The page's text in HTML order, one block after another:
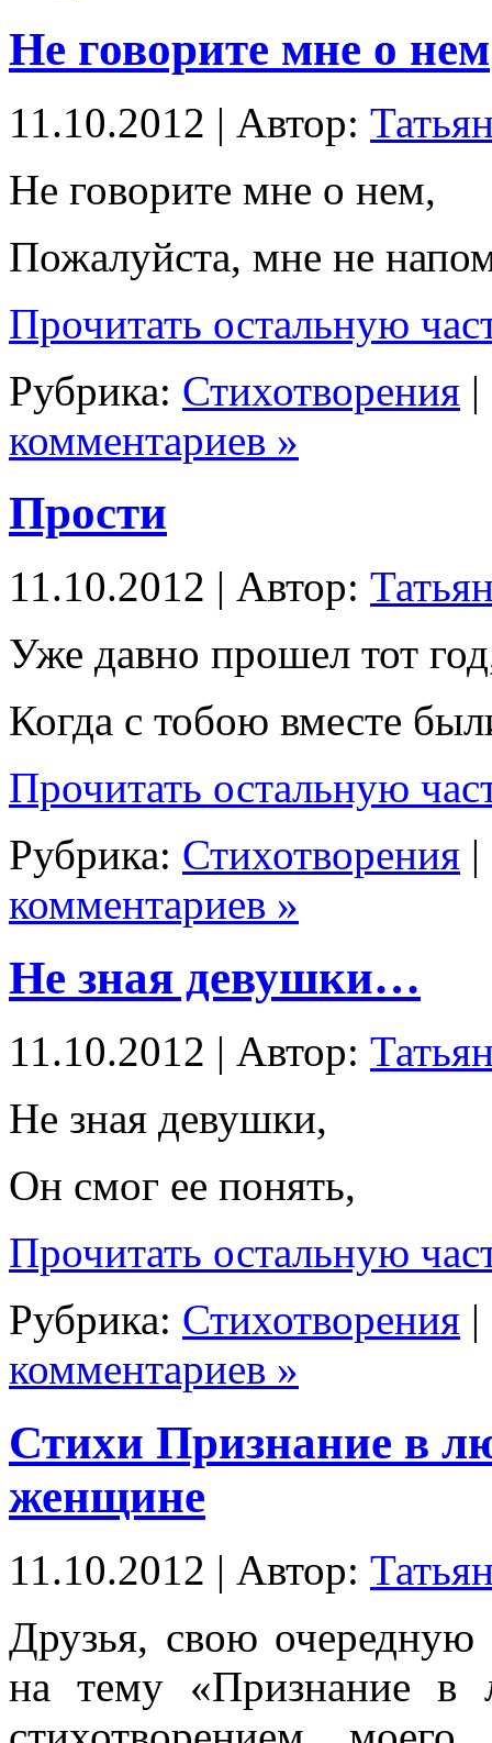
Не говорите мне о нем
11.10.2012 | Автор:
Не говорите мне о нем,
Пожалуйста, мне не
Прочитать остальную
Рубрика: Стихотворения
комментариев »
Прости
11.10.2012 | Автор:
Уже давно прошел тот
Когда с тобою вместе
Прочитать остальную
Рубрика: Стихотворения
комментариев »
Не зная девушки…
11.10.2012 | Автор:
Не зная девушки,
Он смог ее понять,
Прочитать остальную
Рубрика: Стихотворения
комментариев »
Стихи Признание в
женщине
11.10.2012 | Автор:
Друзья, свою очередную
на тему «Признание в